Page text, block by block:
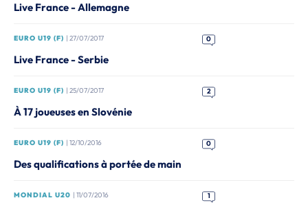
Live France - Allemagne
EURO U19 (F) | 27/07/2017 0
Live France - Serbie
EURO U19 (F) | 25/07/2017 2
À 17 joueuses en Slovénie
EURO U19 (F) | 12/10/2016 0
Des qualifications à portée de main
MONDIAL U20 | 11/07/2016 1